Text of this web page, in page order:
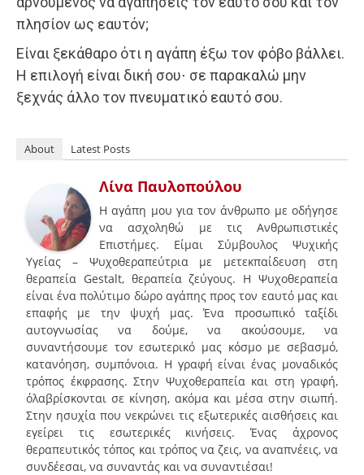
πλησίον ως εαυτόν;
Είναι ξεκάθαρο ότι η αγάπη έξω τον φόβο βάλλει.
Η επιλογή είναι δική σου⋅ σε παρακαλώ μην
ξεχνάς άλλο τον πνευματικό εαυτό σου.
About Latest Posts
Λίνα Παυλοπούλου
Η αγάπη μου για τον άνθρωπο με οδήγησε
να ασχοληθώ με τις Ανθρωπιστικές
Επιστήμες. Είμαι Σύμβουλος Ψυχικής
Υγείας – Ψυχοθεραπεύτρια με μετεκπαίδευση στη
θεραπεία Gestalt, θεραπεία ζεύγους. Η Ψυχοθεραπεία
είναι ένα πολύτιμο δώρο αγάπης προς τον εαυτό μας και
επαφής με την ψυχή μας. Ένα προσωπικό ταξίδι
αυτογνωσίας να δούμε, να ακούσουμε, να
συναντήσουμε τον εσωτερικό μας κόσμο με σεβασμό,
κατανόηση, συμπόνοια. Η γραφή είναι ένας μοναδικός
τρόπος έκφρασης. Στην Ψυχοθεραπεία και στη γραφή,
όλαβρίσκονται σε κίνηση, ακόμα και μέσα στην σιωπή.
Στην ησυχία που νεκρώνει τις εξωτερικές αισθήσεις και
εγείρει τις εσωτερικές κινήσεις. Ένας άχρονος
θεραπευτικός τόπος και τρόπος να ζεις, να αναπνέεις, να
συνδέεσαι, να συναντάς και να συναντιέσαι!